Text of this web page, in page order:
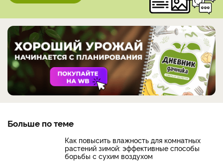
Больше по теме
Как повысить влажность для комнатных
растений зимой: эффективные способы
борьбы с сухим воздухом